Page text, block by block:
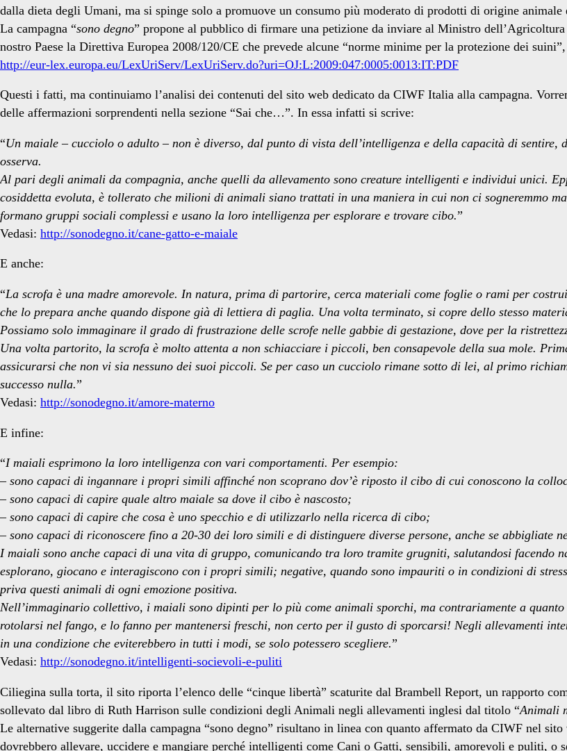
dalla dieta degli Umani, ma si spinge solo a promuove un consumo più moderato di prodotti di origine
La campagna “sono degno” propone al pubblico di firmare una petizione da inviare al Ministro
nostro Paese la Direttiva Europea 2008/120/CE che prevede alcune “norme minime per la protezione dei
http://eur-lex.europa.eu/LexUriServ/LexUriServ.do?uri=OJ:L:2009:047:0005:0013:IT:PDF
Questi i fatti, ma continuiamo l’analisi dei contenuti del sito web dedicato da CIWF Italia alla campagna.
delle affermazioni sorprendenti nella sezione “Sai che…”. In essa infatti si scrive:
“Un maiale – cucciolo o adulto – non è diverso, dal punto di vista dell’intelligenza e della capacità di
osserva.
Al pari degli animali da compagnia, anche quelli da allevamento sono creature intelligenti e individui unici.
cosiddetta evoluta, è tollerato che milioni di animali siano trattati in una maniera in cui non ci sogneremmo
formano gruppi sociali complessi e usano la loro intelligenza per esplorare e trovare cibo.”
Vedasi: http://sonodegno.it/cane-gatto-e-maiale
E anche:
“La scrofa è una madre amorevole. In natura, prima di partorire, cerca materiali come foglie o rami per
che lo prepara anche quando dispone già di lettiera di paglia. Una volta terminato, si copre dello stesso
Possiamo solo immaginare il grado di frustrazione delle scrofe nelle gabbie di gestazione, dove per la
Una volta partorito, la scrofa è molto attenta a non schiacciare i piccoli, ben consapevole della sua mole.
assicurarsi che non vi sia nessuno dei suoi piccoli. Se per caso un cucciolo rimane sotto di lei, al primo
successo nulla.”
Vedasi: http://sonodegno.it/amore-materno
E infine:
“I maiali esprimono la loro intelligenza con vari comportamenti. Per esempio:
– sono capaci di ingannare i propri simili affinché non scoprano dov’è riposto il cibo di cui conoscono la
– sono capaci di capire quale altro maiale sa dove il cibo è nascosto;
– sono capaci di capire che cosa è uno specchio e di utilizzarlo nella ricerca di cibo;
– sono capaci di riconoscere fino a 20-30 dei loro simili e di distinguere diverse persone, anche se abbigliate
I maiali sono anche capaci di una vita di gruppo, comunicando tra loro tramite grugniti, salutandosi facendo
esplorano, giocano e interagiscono con i propri simili; negative, quando sono impauriti o in condizioni di
priva questi animali di ogni emozione positiva.
Nell’immaginario collettivo, i maiali sono dipinti per lo più come animali sporchi, ma contrariamente a
rotolarsi nel fango, e lo fanno per mantenersi freschi, non certo per il gusto di sporcarsi! Negli allevamenti
in una condizione che eviterebbero in tutti i modi, se solo potessero scegliere.”
Vedasi: http://sonodegno.it/intelligenti-socievoli-e-puliti
Ciliegina sulla torta, il sito riporta l’elenco delle “cinque libertà” scaturite dal Brambell Report, un rapporto
sollevato dal libro di Ruth Harrison sulle condizioni degli Animali negli allevamenti inglesi dal titolo “Animali
Le alternative suggerite dalla campagna “sono degno” risultano in linea con quanto affermato da CIWF nel
dovrebbero allevare, uccidere e mangiare perché intelligenti come Cani o Gatti, sensibili, amorevoli e puliti, o